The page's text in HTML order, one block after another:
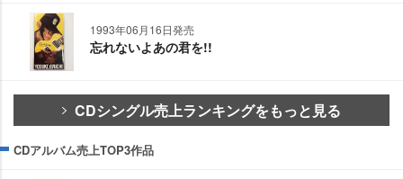
1993年06月16日発売
忘れないよあの君を!!
CDシングル売上ランキングをもっと見る
CDアルバム売上TOP3作品